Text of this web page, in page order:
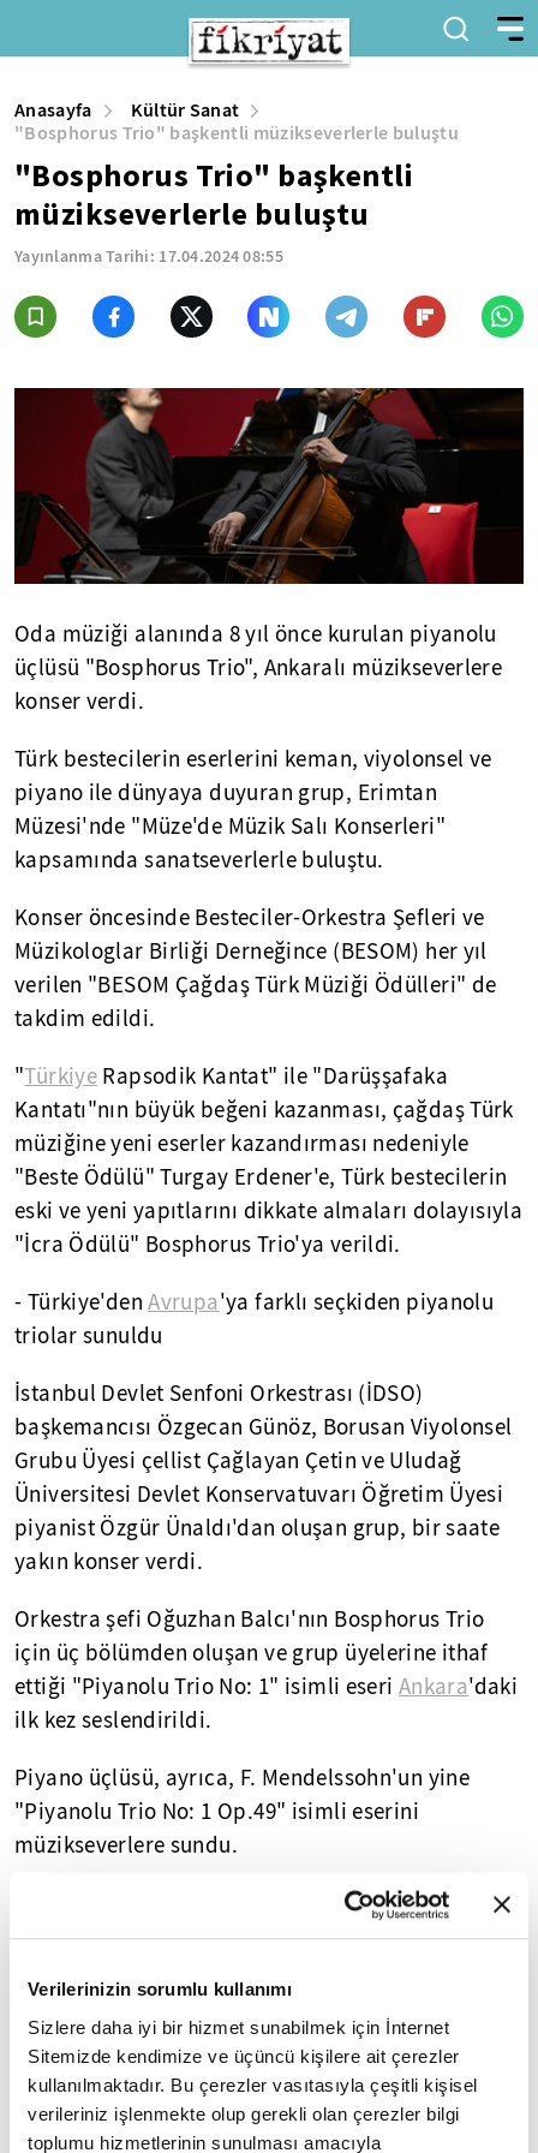
Verilerinizin sorumlu kullanımı
Sizlere daha iyi bir hizmet sunabilmek için İnternet
Sitemizde kendimize ve üçüncü kişilere ait çerezler
kullanılmaktadır. Bu çerezler vasıtasıyla çeşitli kişisel
verileriniz işlenmekte olup gerekli olan çerezler bilgi
toplumu hizmetlerinin sunulması amacıyla
Anasayfa
Kültür Sanat
"Bosphorus Trio" başkentli müzikseverlerle buluştu
"Bosphorus Trio" başkentli
müzikseverlerle buluştu
Yayınlanma Tarihi: 17.04.2024 08:55
Oda müziği alanında 8 yıl önce kurulan piyanolu
üçlüsü "Bosphorus Trio", Ankaralı müzikseverlere
konser verdi.
Türk bestecilerin eserlerini keman, viyolonsel ve
piyano ile dünyaya duyuran grup, Erimtan
Müzesi'nde "Müze'de Müzik Salı Konserleri"
kapsamında sanatseverlerle buluştu.
Konser öncesinde Besteciler-Orkestra Şefleri ve
Müzikologlar Birliği Derneğince (BESOM) her yıl
verilen "BESOM Çağdaş Türk Müziği Ödülleri" de
takdim edildi.
"Türkiye Rapsodik Kantat" ile "Darüşşafaka
Kantatı"nın büyük beğeni kazanması, çağdaş Türk
müziğine yeni eserler kazandırması nedeniyle
"Beste Ödülü" Turgay Erdener'e, Türk bestecilerin
eski ve yeni yapıtlarını dikkate almaları dolayısıyla
"İcra Ödülü" Bosphorus Trio'ya verildi.
- Türkiye'denAvrupa'ya farklı seçkiden piyanolu
triolar sunuldu
İstanbul Devlet Senfoni Orkestrası (İDSO)
başkemancısı Özgecan Günöz, Borusan Viyolonsel
Grubu Üyesi çellist Çağlayan Çetin ve Uludağ
Üniversitesi Devlet Konservatuvarı Öğretim Üyesi
piyanist Özgür Ünaldı'dan oluşan grup, bir saate
yakın konser verdi.
Orkestra şefi Oğuzhan Balcı'nın Bosphorus Trio
için üç bölümden oluşan ve grup üyelerine ithaf
ettiği "Piyanolu Trio No: 1" isimli eseri Ankara'daki
ilk kez seslendirildi.
Piyano üçlüsü, ayrıca, F. Mendelssohn'un yine
"Piyanolu Trio No: 1 Op.49" isimli eserini
müzikseverlere sundu.
Konser sonrası sanatseverlerin alkışı üzerine
yeniden sahneye dönen grup, Avusturyalı besteci
bölümü seslendirerek konseri sonlandırdı.
Yasal Uyarı: Yayınlanan köşe yazısı/haberin tüm hakları
Turkuvaz Medya Grubu'na aittir. Kaynak gösterilse dahi
köşe yazısı/haberin tamamı özel izin alınmadan
kullanılamaz.